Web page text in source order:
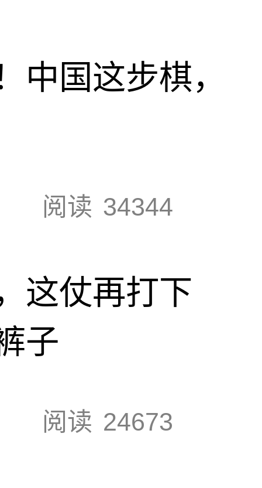
中国这步棋，
阅读 34344
这仗再打下
子
阅读 24673